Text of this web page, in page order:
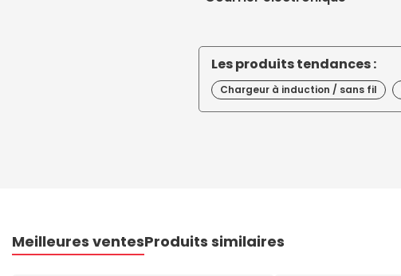
Les produits tendances :
Chargeur à induction / sans fil
Meilleures ventesProduits similaires